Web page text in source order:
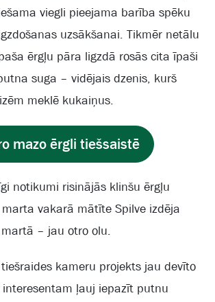
viegli pieejama barība spēku
uzsākšanai. Tikmēr netālu
ērgļu pāra ligzdā rosās cita īpaši
suga – vidējais dzenis, kurš
meklē kukaiņus.
mazo ērgli tiešsaistē
notikumi risinājās klinšu ērgļu
vakarā mātīte Spilve izdēja
– jau otro olu.
kameru projekts jau devīto
ļauj iepazīt putnu